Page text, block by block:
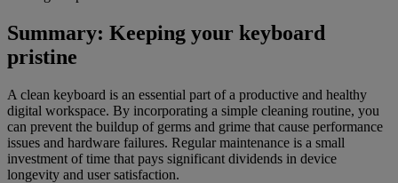
Summary: Keeping your keyboard
pristine
A clean keyboard is an essential part of a productive and healthy
digital workspace. By incorporating a simple cleaning routine, you
can prevent the buildup of germs and grime that cause performance
issues and hardware failures. Regular maintenance is a small
investment of time that pays significant dividends in device
longevity and user satisfaction.